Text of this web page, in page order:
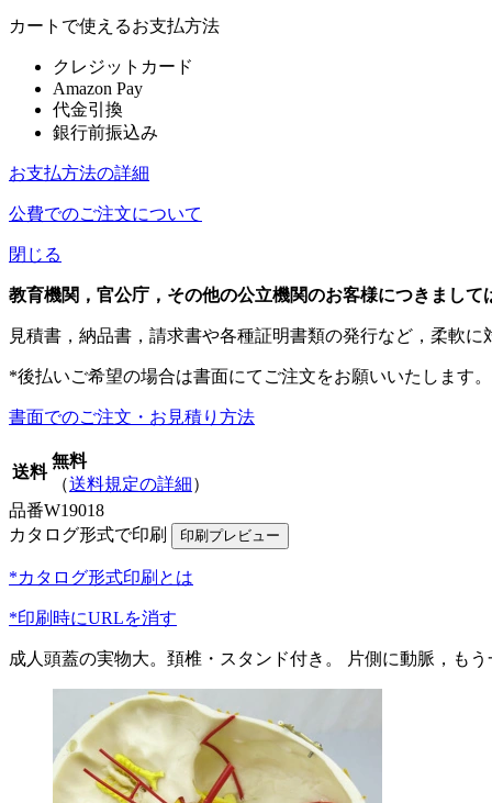
カートで使えるお支払方法
クレジットカード
Amazon Pay
代金引換
銀行前振込み
お支払方法の詳細
公費でのご注文について
閉じる
教育機関，官公庁，その他の公立機関のお客様につきまし
見積書，納品書，請求書や各種証明書類の発行など，柔軟に
*後払いご希望の場合は書面にてご注文をお願いいたします。
書面でのご注文・お見積り方法
送料
無料
（送料規定の詳細）
品番W19018
カタログ形式で印刷
*カタログ形式印刷とは
*印刷時にURLを消す
成人頭蓋の実物大。頚椎・スタンド付き。 片側に動脈，も